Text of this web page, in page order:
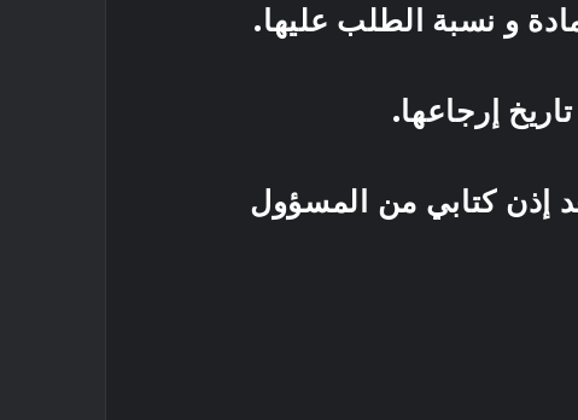
مادة و نسبة الطلب عليها.
إذن كتابي من المسؤول